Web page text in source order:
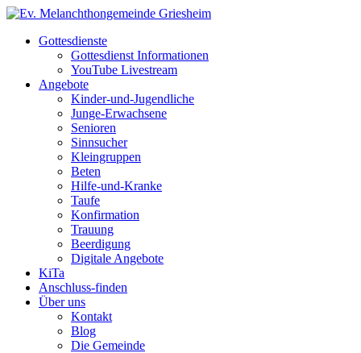
Gottesdienste
Gottesdienst Informationen
YouTube Livestream
Angebote
Kinder-und-Jugendliche
Junge-Erwachsene
Senioren
Sinnsucher
Kleingruppen
Beten
Hilfe-und-Kranke
Taufe
Konfirmation
Trauung
Beerdigung
Digitale Angebote
KiTa
Anschluss-finden
Über uns
Kontakt
Blog
Die Gemeinde